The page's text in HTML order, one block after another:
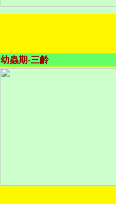
幼蟲期-三齡